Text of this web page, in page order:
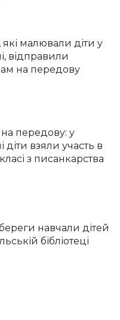
малювали діти у
відправили
на передову
передову: у
діти взяли участь в
з писанкарства
навчали дітей
бібліотеці